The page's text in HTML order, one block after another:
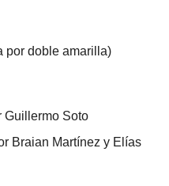
por doble amarilla)
Guillermo Soto
Braian Martínez y Elías